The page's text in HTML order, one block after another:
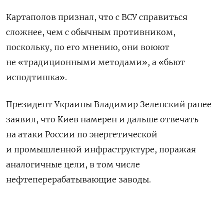
Картаполов признал, что с ВСУ справиться
сложнее, чем с обычным противником,
поскольку, по его мнению, они воюют
не «традиционными методами», а «бьют
исподтишка».
Президент Украины Владимир Зеленский ранее
заявил, что Киев намерен и дальше отвечать
на атаки России по энергетической
и промышленной инфраструктуре, поражая
аналогичные цели, в том числе
нефтеперерабатывающие заводы.